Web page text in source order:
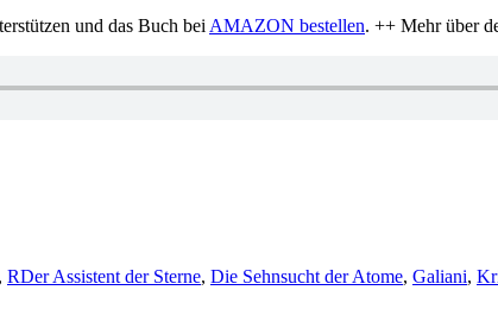
und das Buch bei AMAZON bestellen. ++ Mehr über
, RDer Assistent der Sterne, Die Sehnsucht der Atome, Galiani,